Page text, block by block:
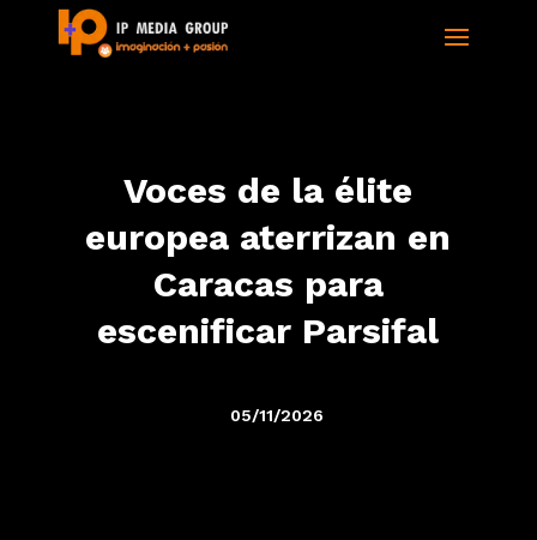
Voces de la élite
europea aterrizan en
Caracas para
escenificar Parsifal
05/11/2026